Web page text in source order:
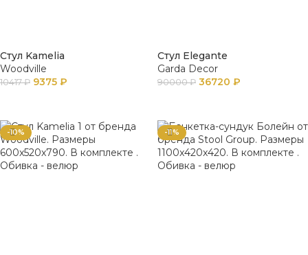
Стул Kamelia
Woodville
10417₽ 9375 ₽
Стул Elegante
Garda Decor
90000₽ 36720 ₽
-10% -11%